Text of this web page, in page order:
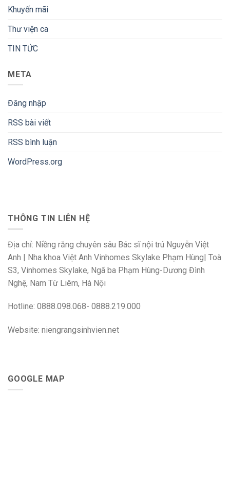
Khuyến mãi
Thư viện ca
TIN TỨC
META
Đăng nhập
RSS bài viết
RSS bình luận
WordPress.org
THÔNG TIN LIÊN HỆ
Địa chỉ: Niềng răng chuyên sâu Bác sĩ nội trú Nguyễn Việt
Anh | Nha khoa Việt Anh Vinhomes Skylake Phạm Hùng| Toà
S3, Vinhomes Skylake, Ngã ba Phạm Hùng-Dương Đình
Nghệ, Nam Từ Liêm, Hà Nội
Hotline: 0888.098.068- 0888.219.000
Website: niengrangsinhvien.net
GOOGLE MAP